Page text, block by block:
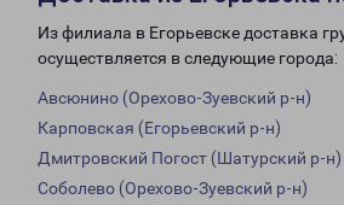
Из филиала в Егорьевске доставка
осуществляется в следующие города:
Авсюнино (Орехово-Зуевский р-н)
Карповская (Егорьевский р-н)
Дмитровский Погост (Шатурский р-н)
Соболево (Орехово-Зуевский р-н)